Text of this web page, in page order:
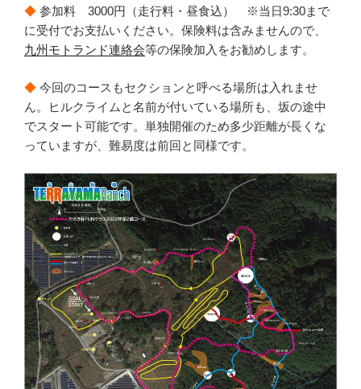
◆ 参加料 3000円（走行料・昼食込） ※当日9:30まで
に受付でお支払いください。保険料は含みませんので、
九州モトランド連絡会等の保険加入をお勧めします。
◆ 今回のコースもセクションと呼べる場所は入れませ
ん。ヒルクライムと名前が付いている場所も、坂の途中
でスタート可能です。単独開催のため多少距離が長くな
っていますが、難易度は前回と同様です。